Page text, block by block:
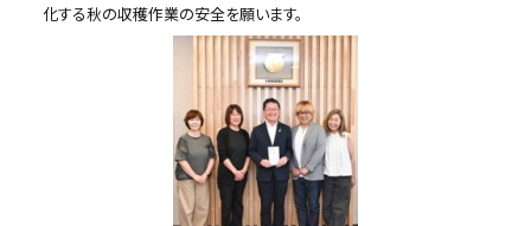
化する秋の収穫作業の安全を願います。